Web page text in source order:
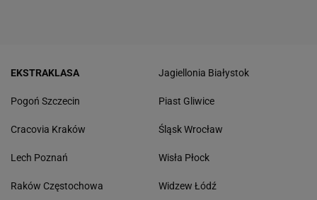
EKSTRAKLASA
Pogoń Szczecin
Cracovia Kraków
Lech Poznań
Raków Częstochowa
Jagiellonia Białystok
Piast Gliwice
Śląsk Wrocław
Wisła Płock
Widzew Łódź